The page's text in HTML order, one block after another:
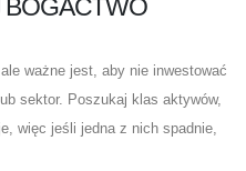
ważne jest, aby nie inwestować
sektor. Poszukaj klas aktywów,
więc jeśli jedna z nich spadnie,